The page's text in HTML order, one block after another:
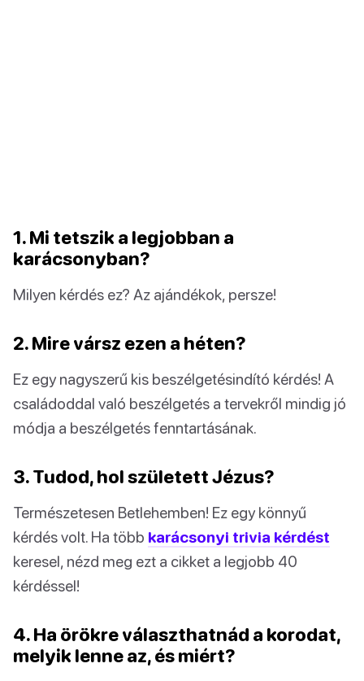
1. Mi tetszik a legjobban a
karácsonyban?
Milyen kérdés ez? Az ajándékok, persze!
2. Mire vársz ezen a héten?
Ez egy nagyszerű kis beszélgetésindító kérdés! A
családoddal való beszélgetés a tervekről mindig jó
módja a beszélgetés fenntartásának.
3. Tudod, hol született Jézus?
Természetesen Betlehemben! Ez egy könnyű
kérdés volt. Ha több karácsonyi trivia kérdést
keresel, nézd meg ezt a cikket a legjobb 40
kérdéssel!
4. Ha örökre választhatnád a korodat,
melyik lenne az, és miért?